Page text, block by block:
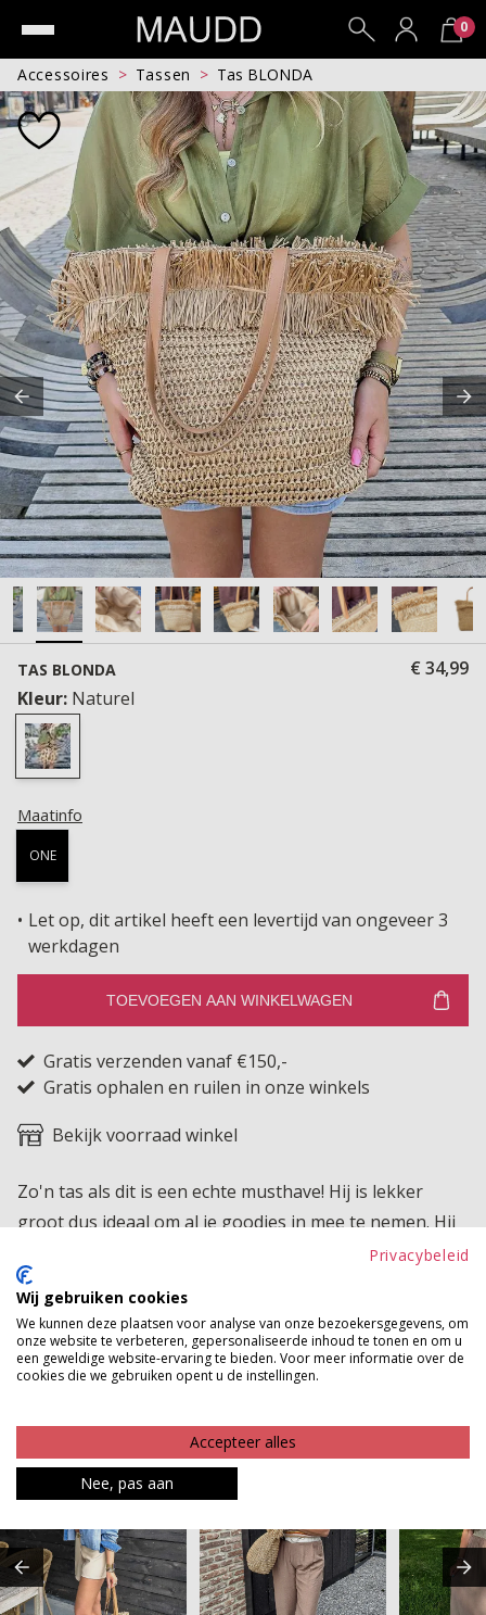
0
Accessoires Tassen Tas BLONDA
TAS BLONDA
€ 34,99
Kleur: Naturel
Maatinfo
ONE
Let op, dit artikel heeft een levertijd van ongeveer 3
werkdagen
TOEVOEGEN AAN WINKELWAGEN
Gratis verzenden vanaf €150,-
Gratis ophalen en ruilen in onze winkels
Bekijk voorraad winkel
Zo'n tas als dit is een echte musthave! Hij is lekker
groot dus ideaal om al je goodies in mee te nemen. Hij
Product kenmerken
Betaalinformatie
Privacybeleid
Wij gebruiken cookies
We kunnen deze plaatsen voor analyse van onze bezoekersgegevens, om
onze website te verbeteren, gepersonaliseerde inhoud te tonen en om u
een geweldige website-ervaring te bieden. Voor meer informatie over de
cookies die we gebruiken opent u de instellingen.
Accepteer alles
Nee, pas aan